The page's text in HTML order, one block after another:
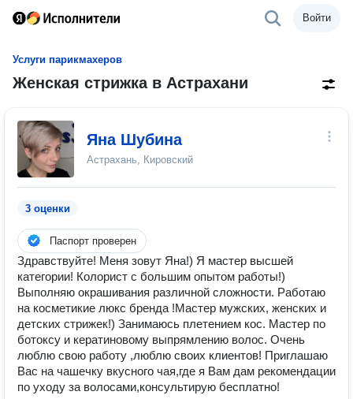
Войти
Услуги парикмахеров
Женская стрижка в Астрахани
Яна Шубина
Астрахань, Кировский
3 оценки
Паспорт проверен
Здравствуйте! Меня зовут Яна!) Я мастер высшей
категории! Колорист с большим опытом работы!)
Выполняю окрашивания различной сложности. Работаю
на косметикие люкс бренда !Мастер мужских, женских и
детских стрижек!) Занимаюсь плетением кос. Мастер по
ботоксу и кератиновому выпрямлению волос. Очень
люблю свою работу ,люблю своих клиентов! Приглашаю
Вас на чашечку вкусного чая,где я Вам дам рекомендации
по уходу за волосами,консультирую бесплатно!